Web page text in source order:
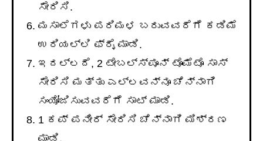
ಸೇರಿಸಿ.
ಮಸಾಲೆಗಳು ಪರಿಮಳ ಬರುವವರೆಗೆ ಕಡಿಮೆ
ಉರಿಯಲ್ಲಿ ಫ್ರೈ ಮಾಡಿ.
ಇದಲ್ಲದೆ, 2 ಟೇಬಲ್ಸ್ಪೂನ್ ಟೊಮೆಟೊ ಸಾಸ್
ಸೇರಿಸಿ ಮತ್ತು ಎಲ್ಲವನ್ನೂ ಚೆನ್ನಾಗಿ
ಸಂಯೋಜಿಸುವವರೆಗೆ ಸಾಟ್ ಮಾಡಿ.
1 ಕಪ್ ಪನೀರ್ ಸೇರಿಸಿ ಚೆನ್ನಾಗಿ ಮಿಶ್ರಣ
ಮಾಡಿ.